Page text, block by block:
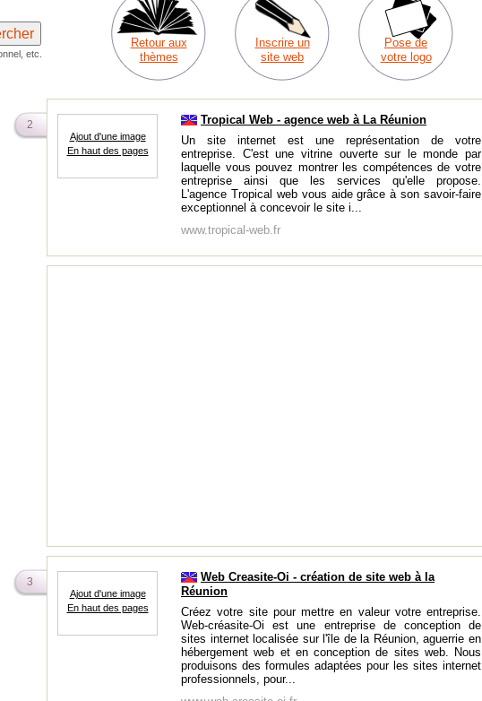
etc.
Retour aux
thèmes
Inscrire un
site web
Pose de
votre logo
2
Ajout d'une image
En haut des pages
Tropical Web - agence web à La Réunion
Un site internet est une représentation de votre
entreprise. C'est une vitrine ouverte sur le monde par
laquelle vous pouvez montrer les compétences de votre
entreprise ainsi que les services qu'elle propose.
L'agence Tropical web vous aide grâce à son savoir-faire
exceptionnel à concevoir le site i...
www.tropical-web.fr
3
Ajout d'une image
En haut des pages
Web Creasite-Oi - création de site web à la
Réunion
Créez votre site pour mettre en valeur votre entreprise.
Web-créasite-Oi est une entreprise de conception de
sites internet localisée sur l'île de la Réunion, aguerrie en
hébergement web et en conception de sites web. Nous
produisons des formules adaptées pour les sites internet
professionnels, pour...